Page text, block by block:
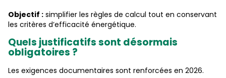
Objectif : simplifier les règles de calcul tout en conservant
les critères d’efficacité énergétique.
Quels justificatifs sont désormais
obligatoires ?
Les exigences documentaires sont renforcées en 2026.